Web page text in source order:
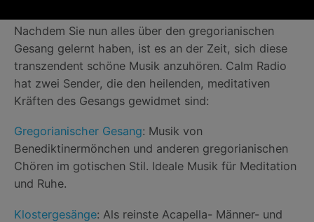
Nachdem Sie nun alles über den gregorianischen
Gesang gelernt haben, ist es an der Zeit, sich diese
transzendent schöne Musik anzuhören. Calm Radio
hat zwei Sender, die den heilenden, meditativen
Kräften des Gesangs gewidmet sind:
Gregorianischer Gesang: Musik von
Benediktinermönchen und anderen gregorianischen
Chören im gotischen Stil. Ideale Musik für Meditation
und Ruhe.
Klostergesänge: Als reinste Acapella- Männer- und